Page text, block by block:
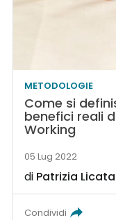
METODOLOGIE
Come si
benefici reali
Working
05 Lug 2022
di Patrizia Licata
Condividi